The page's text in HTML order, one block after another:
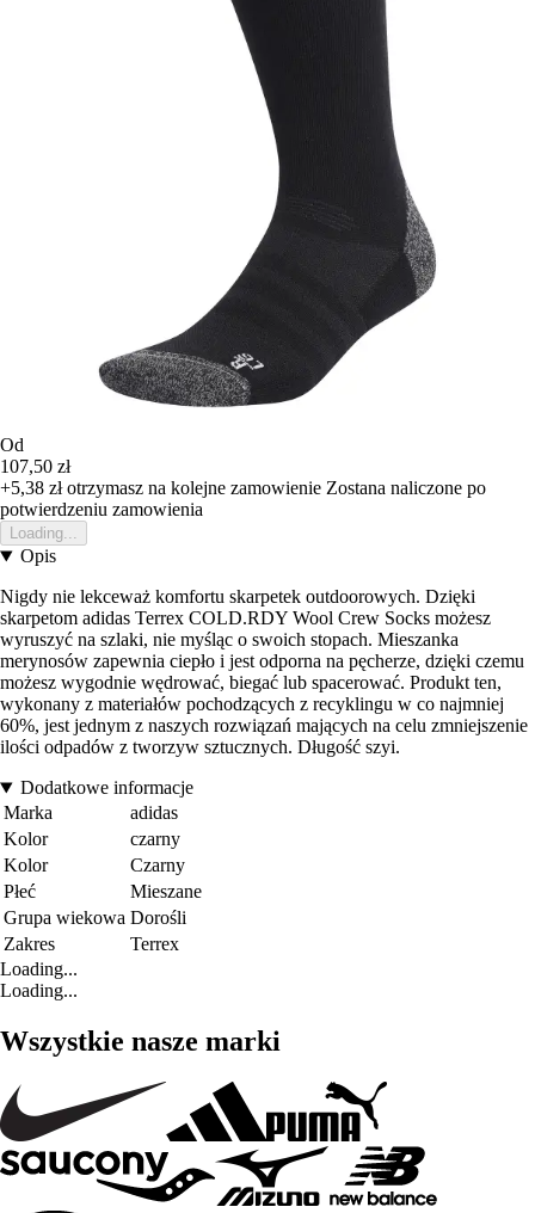
Od
107,50 zł
+5,38 złotrzymasz na kolejne zamowienie Zostana naliczone po
potwierdzeniu zamowienia
Loading...
Opis
Nigdy nie lekceważ komfortu skarpetek outdoorowych. Dzięki
skarpetom adidas Terrex COLD.RDY Wool Crew Socks możesz
wyruszyć na szlaki, nie myśląc o swoich stopach. Mieszanka
merynosów zapewnia ciepło i jest odporna na pęcherze, dzięki czemu
możesz wygodnie wędrować, biegać lub spacerować. Produkt ten,
wykonany z materiałów pochodzących z recyklingu w co najmniej
60%, jest jednym z naszych rozwiązań mających na celu zmniejszenie
ilości odpadów z tworzyw sztucznych. Długość szyi.
Dodatkowe informacje
Marka
adidas
Kolor
czarny
Kolor
Czarny
Płeć
Mieszane
Grupa wiekowa Dorośli
Zakres
Terrex
Loading...
Loading...
Wszystkie nasze marki